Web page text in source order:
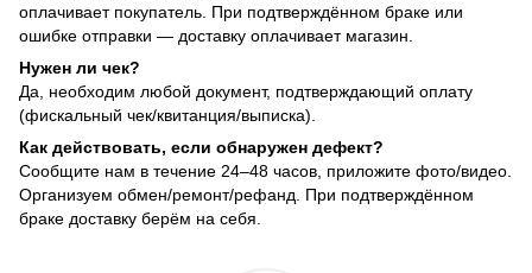
оплачивает покупатель. При подтверждённом браке или
ошибке отправки — доставку оплачивает магазин.
Нужен ли чек?
Да, необходим любой документ, подтверждающий оплату
(фискальный чек/квитанция/выписка).
Как действовать, если обнаружен дефект?
Сообщите нам в течение 24–48 часов, приложите фото/видео.
Организуем обмен/ремонт/рефанд. При подтверждённом
браке доставку берём на себя.